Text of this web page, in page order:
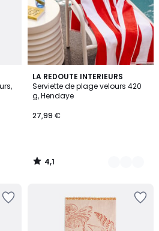
LA REDOUTE INTERIEURS
Serviette de plage velours 420
g, Hendaye
27,99 €
4,1
/ 5
2
Couleurs
4,1
/